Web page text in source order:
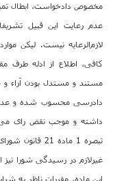
مخصوص دادخواست، ابطال
عدم رعایت این قبیل
لازم‌الرعایه نیست. لیكن
كافی، اطلاع از ادله طرف
مستند و مستدل بودن آراء
دادرسی محسوب شده و عدم
داشته و موجب نقض رای
تبصره 1 ماده
غیرلازم در رسیدگی شورا
این ماده، مقررات ناظر به